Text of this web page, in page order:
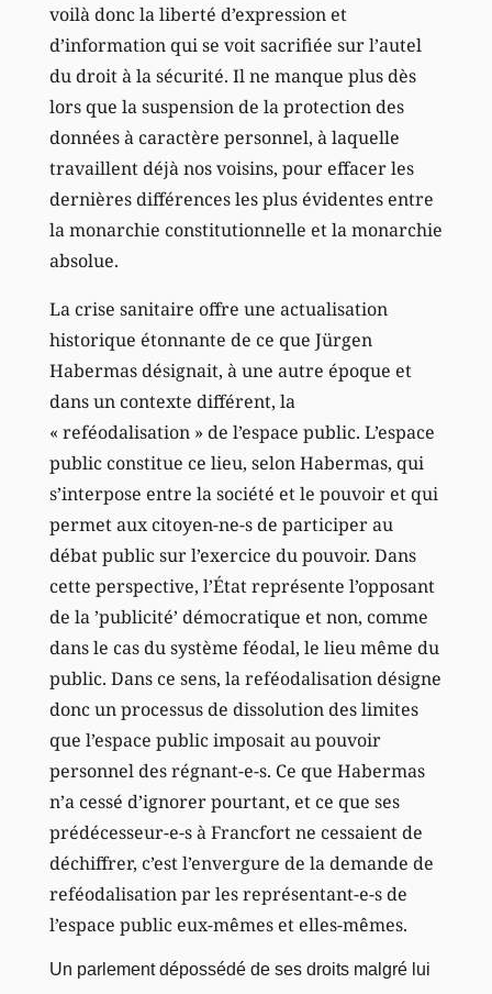
voilà donc la liberté d’expression et
d’information qui se voit sacrifiée sur l’autel
du droit à la sécurité. Il ne manque plus dès
lors que la suspension de la protection des
données à caractère personnel, à laquelle
travaillent déjà nos voisins, pour effacer les
dernières différences les plus évidentes entre
la monarchie constitutionnelle et la monarchie
absolue.
La crise sanitaire offre une actualisation
historique étonnante de ce que Jürgen
Habermas désignait, à une autre époque et
dans un contexte différent, la
« reféodalisation » de l’espace public. L’espace
public constitue ce lieu, selon Habermas, qui
s’interpose entre la société et le pouvoir et qui
permet aux citoyen-ne-s de participer au
débat public sur l’exercice du pouvoir. Dans
cette perspective, l’État représente l’opposant
de la ’publicité’ démocratique et non, comme
dans le cas du système féodal, le lieu même du
public. Dans ce sens, la reféodalisation désigne
donc un processus de dissolution des limites
que l’espace public imposait au pouvoir
personnel des régnant-e-s. Ce que Habermas
n’a cessé d’ignorer pourtant, et ce que ses
prédécesseur-e-s à Francfort ne cessaient de
déchiffrer, c’est l’envergure de la demande de
reféodalisation par les représentant-e-s de
l’espace public eux-mêmes et elles-mêmes.
Un parlement dépossédé de ses droits malgré lui